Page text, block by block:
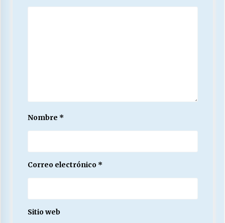
Nombre *
Correo electrónico *
Sitio web